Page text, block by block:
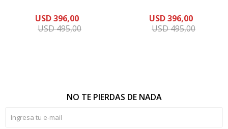
USD396,00
USD495,00
USD396,00
USD495,00
NO TE PIERDAS DE NADA